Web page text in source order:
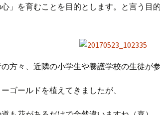
」を育むことを目的とします。と言う目
方々、近隣の小学生や養護学校の生徒が参
ゴールドを植えてきましたが、